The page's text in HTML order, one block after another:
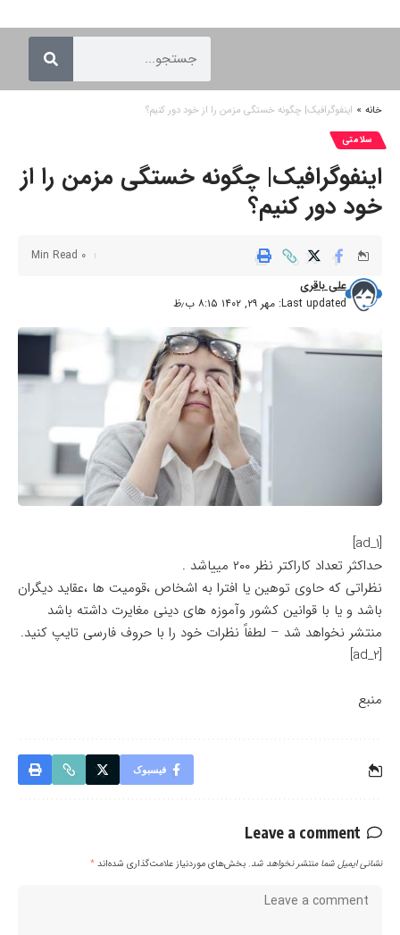
خانه » اینفوگرافیک| چگونه خستگی مزمن را از خود دور کنیم؟
سلامتی
اینفوگرافیک| چگونه خستگی مزمن را از
خود دور کنیم؟
Last updated: مهر ۲۹, ۱۴۰۲ ۸:۱۵ ب٫ظ
علی باقری
0 Min Read
[ad_1]
حداکثر تعداد کاراکتر نظر ۲۰۰ مییاشد .
نظراتی که حاوی توهین یا افترا به اشخاص ،قومیت ها ،عقاید دیگران
باشد و یا با قوانین کشور وآموزه های دینی مغایرت داشته باشد
منتشر نخواهد شد – لطفاً نظرات خود را با حروف فارسی تایپ کنید.
[ad_2]
منبع
فیسبوک
Leave a comment
نشانی ایمیل شما منتشر نخواهد شد. بخش‌های موردنیاز علامت‌گذاری شده‌اند*